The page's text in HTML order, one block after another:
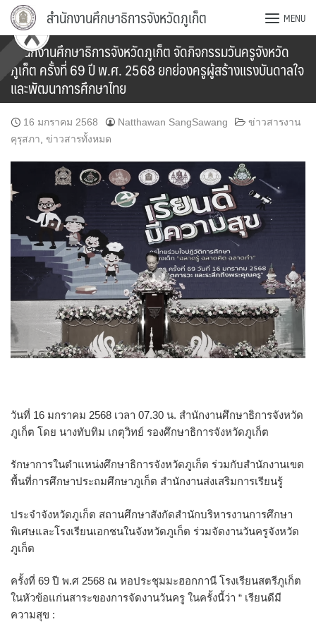
Skip
content
สำนักงานศึกษาธิการจังหวัดภูเก็ต MENU
สำนักงานศึกษาธิการจังหวัดภูเก็ต จัดกิจกรรมวันครูจังหวัด
ภูเก็ต ครั้งที่ 69 ปี พ.ศ. 2568 ยกย่องครูผู้สร้างแรงบันดาลใจ
และพัฒนาการศึกษาไทย
16 มกราคม 2568 Natthawan SangSawang
ข่าวสารงาน
คุรุสภา ข่าวสารทั้งหมด
วันที่ 16 มกราคม 2568 เวลา 07.30 น. สำนักงานศึกษาธิการจังหวัด
ภูเก็ต โดย นางทับทิม เกตุวิทย์ รองศึกษาธิการจังหวัดภูเก็ต
รักษาการในตำแหน่งศึกษาธิการจังหวัดภูเก็ต ร่วมกับสำนักงานเขต
พื้นที่การศึกษาประถมศึกษาภูเก็ต สำนักงานส่งเสริมการเรียนรู้
ประจำจังหวัดภูเก็ต สถานศึกษาสังกัดสำนักบริหารงานการศึกษา
พิเศษและโรงเรียนเอกชนในจังหวัดภูเก็ต ร่วมจัดงานวันครูจังหวัด
ภูเก็ต
ครั้งที่ 69 ปี พ.ศ 2568 ณ หอประชุมมะฮอกกานี โรงเรียนสตรีภูเก็ต
ในหัวข้อแก่นสาระของการจัดงานวันครู ในครั้งนี้ว่า “ เรียนดีมี
ความสุข :